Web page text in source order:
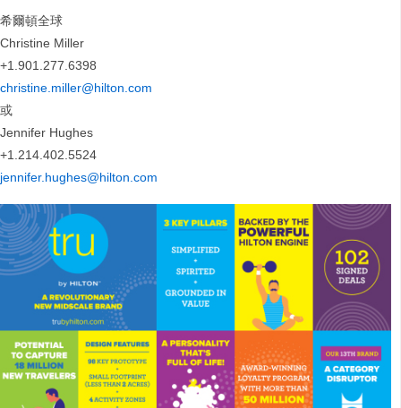
希爾頓全球
Christine Miller
+1.901.277.6398
christine.miller@hilton.com
或
Jennifer Hughes
+1.214.402.5524
jennifer.hughes@hilton.com